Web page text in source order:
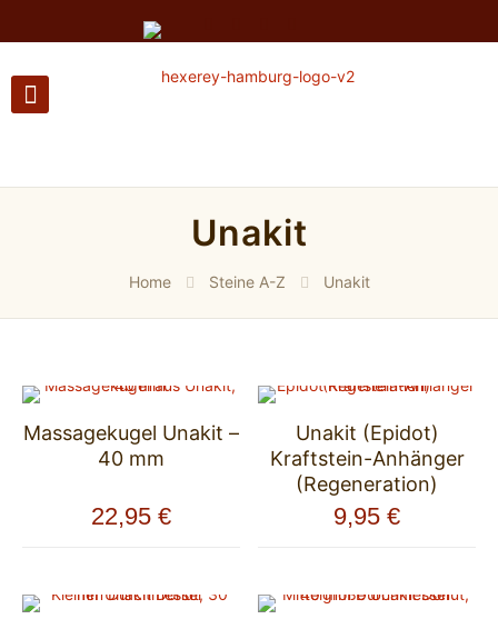
Unakit
Home Steine A-Z Unakit
Massagekugel Unakit –
40 mm
22,95 €
Unakit (Epidot)
Kraftstein-Anhänger
(Regeneration)
9,95€